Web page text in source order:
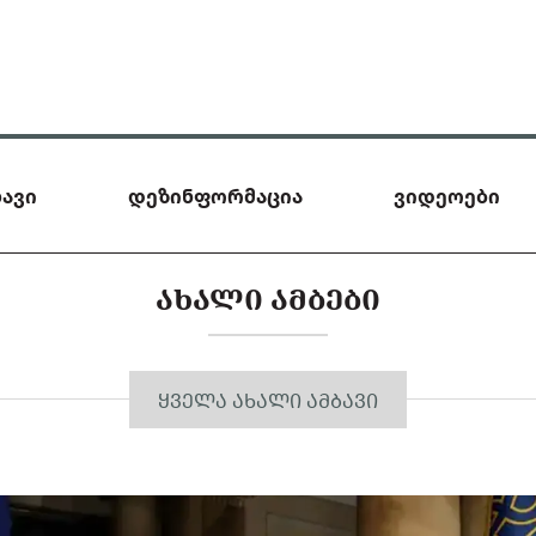
დეზინფორმაცია ვიდეოები
ᲐᲮᲐᲚᲘ ᲐᲛᲑᲔᲑᲘ
ᲧᲕᲔᲚᲐ ᲐᲮᲐᲚᲘ ᲐᲛᲑᲐᲕᲘ